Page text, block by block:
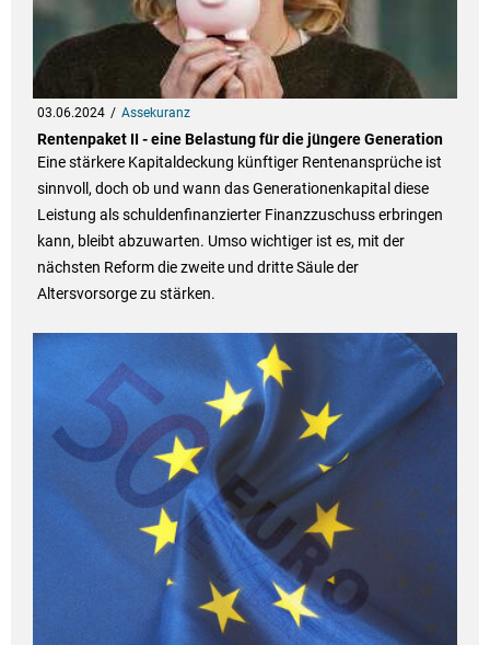
03.06.2024 Assekuranz
Rentenpaket II - eine Belastung für die jüngere Generation
Eine stärkere Kapitaldeckung künftiger Rentenansprüche ist
sinnvoll, doch ob und wann das Generationenkapital diese
Leistung als schuldenfinanzierter Finanzzuschuss erbringen
kann, bleibt abzuwarten. Umso wichtiger ist es, mit der
nächsten Reform die zweite und dritte Säule der
Altersvorsorge zu stärken.